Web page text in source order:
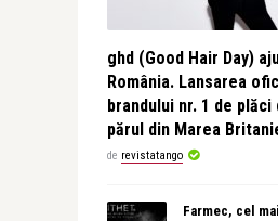
ghd (Good Hair Day)
România. Lansarea
brandului nr. 1 de
părul din Marea
de revistatango
Farmec, cel